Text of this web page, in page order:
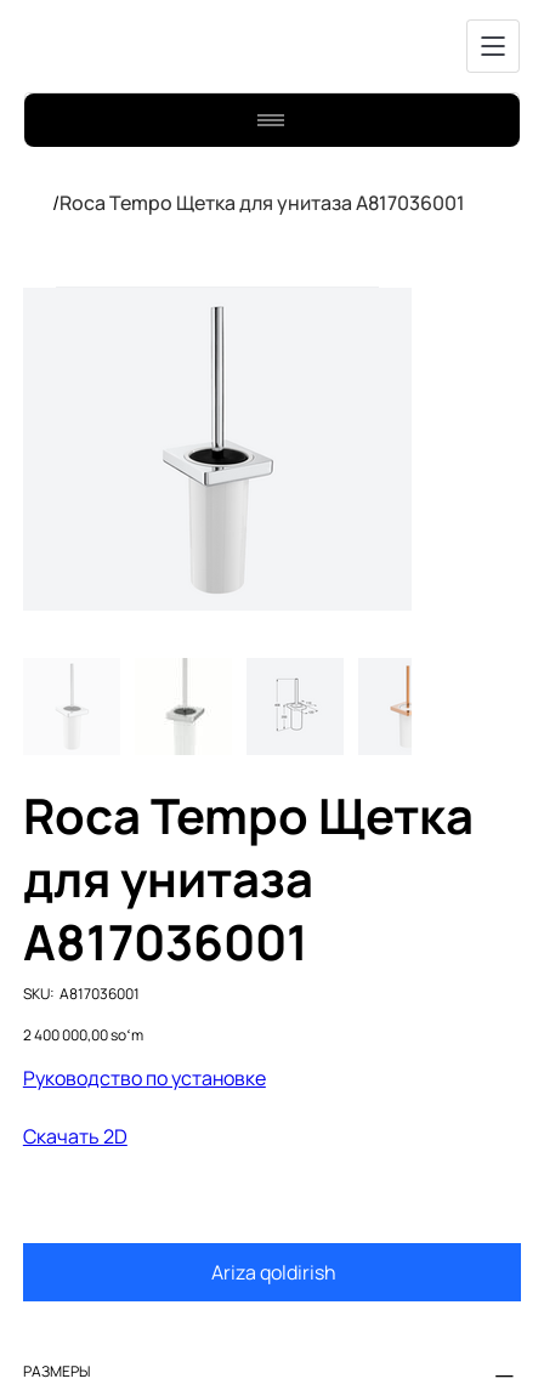
/Roca Tempo Щетка для унитаза A817036001
Roca Tempo Щетка
для унитаза
A817036001
SKU:
SKU
A817036001
A817036001
Price
2 400 000,00 soʻm
Руководство по установке
Скачать 2D
Ariza qoldirish
РАЗМЕРЫ